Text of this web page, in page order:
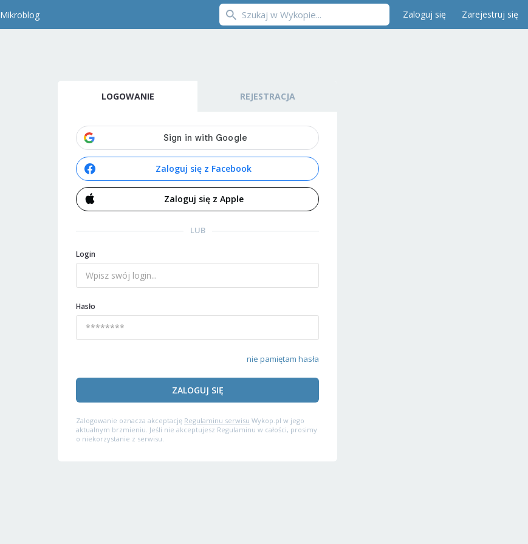
Mikroblog Zaloguj się Zarejestruj się
LOGOWANIE REJESTRACJA
Zaloguj się z Facebook
Zaloguj się z Apple
LUB
Login
Hasło
nie pamiętam hasła
ZALOGUJ SIĘ
Zalogowanie oznacza akceptację Regulaminu serwisu Wykop.pl w jego
aktualnym brzmieniu. Jeśli nie akceptujesz Regulaminu w całości, prosimy
o niekorzystanie z serwisu.